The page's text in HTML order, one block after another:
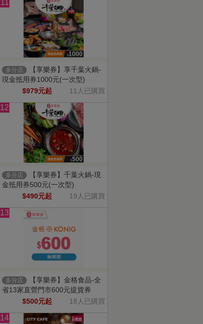
11
多分店
【享樂券】享千葉火鍋-
現金抵用券1000元(一次型)
$979元起
11人已購買
12
多分店
【享樂券】千葉火鍋-現
金抵用券500元(一次型)
$490元起
19人已購買
13
多分店
【享樂券】金格食品-全
省13家直營門市600元提貨券
$500元起
18人已購買
14